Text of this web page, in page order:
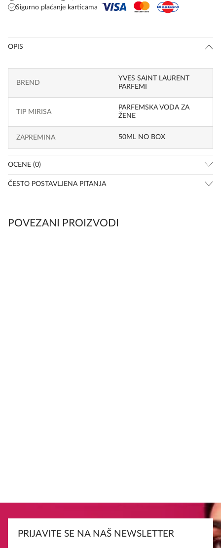
Sigurno plaćanje karticama
OPIS
BREND
YVES SAINT LAURENT
PARFEMI
TIP MIRISA
PARFEMSKA VODA ZA
ŽENE
ZAPREMINA 50ML NO BOX
OCENE (0)
ČESTO POSTAVLJENA PITANJA
POVEZANI PROIZVODI
PRIJAVITE SE NA NAŠ NEWSLETTER